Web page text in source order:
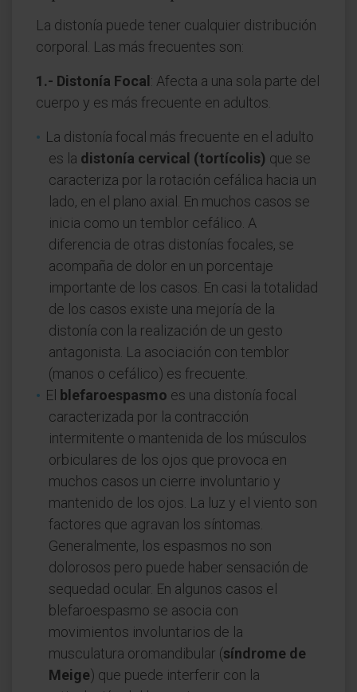
La distonía puede tener cualquier distribución
corporal. Las más frecuentes son:
1.- Distonía Focal : Afecta a una sola parte del
cuerpo y es más frecuente en adultos.
La distonía focal más frecuente en el adulto
es la distonía cervical (tortícolis) que se
caracteriza por la rotación cefálica hacia un
lado, en el plano axial. En muchos casos se
inicia como un temblor cefálico. A
diferencia de otras distonías focales, se
acompaña de dolor en un porcentaje
importante de los casos. En casi la totalidad
de los casos existe una mejoría de la
distonía con la realización de un gesto
antagonista. La asociación con temblor
(manos o cefálico) es frecuente.
El blefaroespasmo es una distonía focal
caracterizada por la contracción
intermitente o mantenida de los músculos
orbiculares de los ojos que provoca en
muchos casos un cierre involuntario y
mantenido de los ojos. La luz y el viento son
factores que agravan los síntomas.
Generalmente, los espasmos no son
dolorosos pero puede haber sensación de
sequedad ocular. En algunos casos el
blefaroespasmo se asocia con
movimientos involuntarios de la
musculatura oromandibular (síndrome de
Meige) que puede interferir con la